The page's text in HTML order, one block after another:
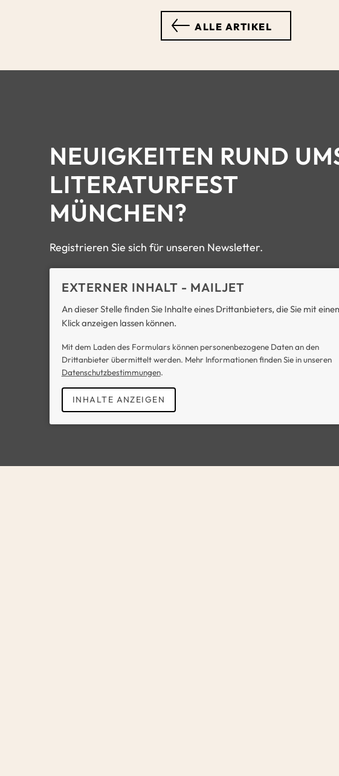
ALLE ARTIKEL
NEUIGKEITEN RUND
LITERATURFEST
MÜNCHEN?
Registrieren Sie sich für unseren Newsletter.
EXTERNER INHALT - MAILJET
An dieser Stelle finden Sie Inhalte eines Drittanbieters, die Sie mit
Klick anzeigen lassen können.
Mit dem Laden des Formulars können personenbezogene Daten an den
Drittanbieter übermittelt werden. Mehr Informationen finden Sie in unseren
Datenschutzbestimmungen.
INHALTE ANZEIGEN